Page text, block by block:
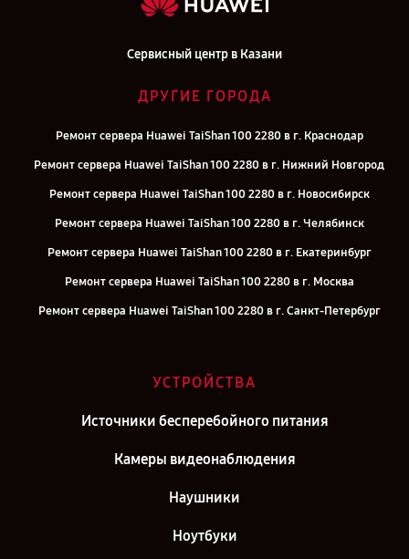
Сервисный центр в Казани
ДРУГИЕ ГОРОДА
Ремонт сервера Huawei TaiShan 100 2280 в г. Краснодар
Ремонт сервера Huawei TaiShan 100 2280 в г. Нижний Новгород
Ремонт сервера Huawei TaiShan 100 2280 в г. Новосибирск
Ремонт сервера Huawei TaiShan 100 2280 в г. Челябинск
Ремонт сервера Huawei TaiShan 100 2280 в г. Екатеринбург
Ремонт сервера Huawei TaiShan 100 2280 в г. Москва
Ремонт сервера Huawei TaiShan 100 2280 в г. Санкт-Петербург
УСТРОЙСТВА
Источники бесперебойного питания
Камеры видеонаблюдения
Наушники
Ноутбуки